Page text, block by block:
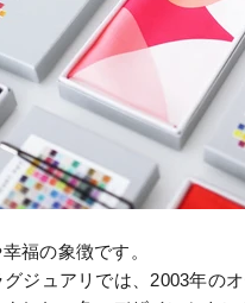
福の象徴です。
ジュアリでは、2003年の